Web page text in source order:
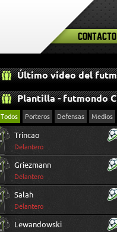
Contacto
Todos Porteros Defensas Medios
Trincao
Delantero
Griezmann
Delantero
Salah
Delantero
Lewandowski